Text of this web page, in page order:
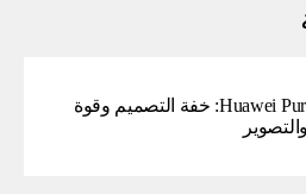
Huawei Pura 90s Pro: خفة التصميم وقوة